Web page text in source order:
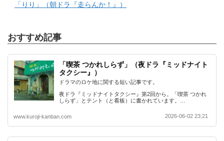
「りり」（朝ドラ『走らんか！』）
おすすめ記事
「喫茶 つかれしらず」（夜ドラ『ミッドナイト
タクシー』）
ドラマのロケ地に関する短い記事です。
夜ドラ『ミッドナイトタクシー』第2回から。「喫茶 つかれ
しらず」とテント（と看板）に書かれています。…
www.kuroji-kanban.com 2026-06-02 23:21